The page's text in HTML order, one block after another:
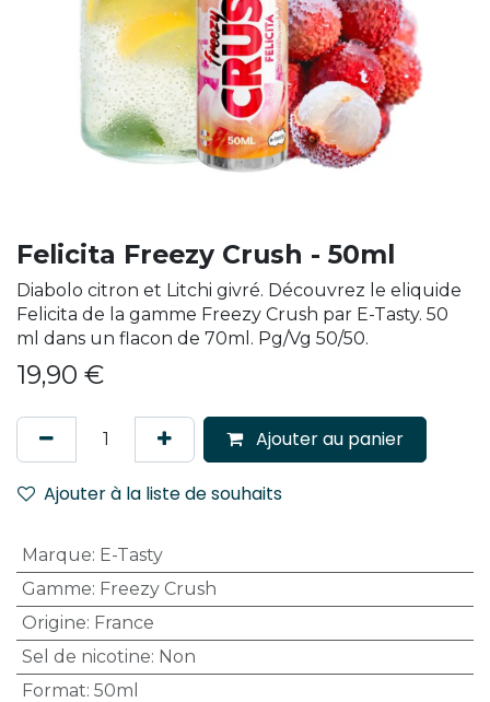
Felicita Freezy Crush - 50ml
Diabolo citron et Litchi givré. Découvrez le eliquide
Felicita de la gamme Freezy Crush par E-Tasty. 50
ml dans un flacon de 70ml. Pg/Vg 50/50.
19,90 €
Ajouter au panier
Ajouter à la liste de souhaits
Marque: E-Tasty
Gamme: Freezy Crush
Origine: France
Sel de nicotine: Non
Format: 50ml